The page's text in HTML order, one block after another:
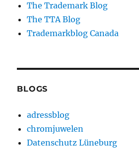
The Trademark Blog
The TTA Blog
Trademarkblog Canada
BLOGS
adressblog
chromjuwelen
Datenschutz Lüneburg